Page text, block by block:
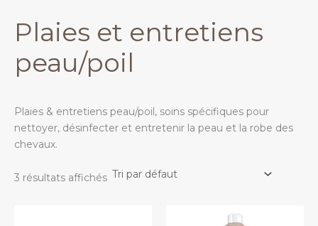
Plaies et entretiens
peau/poil
Plaies & entretiens peau/poil, soins spécifiques pour
nettoyer, désinfecter et entretenir la peau et la robe des
chevaux.
3 résultats affichés